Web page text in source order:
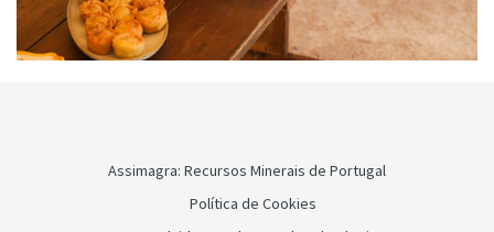
Assimagra: Recursos Minerais de Portugal
Política de Cookies